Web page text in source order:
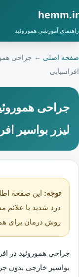
hemm.ir
راهنمای آموزشی هموروئید
صفحه اصلی ← جراحی
افراسیابی
جراحی
لیزر بواسیر
توجه: این صفحه
درد شدید یا علائم
روش درمان برای
جراحی هموروئید در
بواسیر خارجی بدون